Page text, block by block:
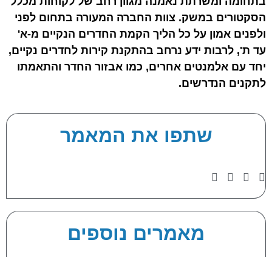
הסקטורים במשק. צוות החברה המעורה בתחום לפני
ולפנים אמון על כל הליך הקמת החדרים הנקיים מ-א'
עד ת', לרבות ידע נרחב בהתקנת קירות לחדרים נקיים,
יחד עם אלמנטים אחרים, כמו אבזור החדר והתאמתו
לתקנים הנדרשים.
שתפו את המאמר
מאמרים נוספים